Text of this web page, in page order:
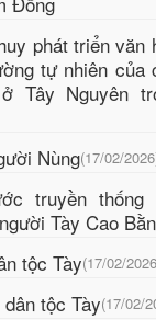
phát triển văn
tự nhiên của
Tây Nguyên
Nùng(17/02/
truyền thống
Tày Cao
tộc Tày(17/02/
tộc Tày(17/02/